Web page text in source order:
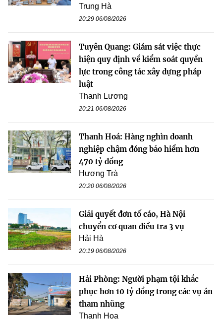
Trung Hà
20:29 06/08/2026
Tuyên Quang: Giám sát việc thực
hiện quy định về kiểm soát quyền
lực trong công tác xây dựng pháp
luật
Thanh Lương
20:21 06/08/2026
Thanh Hoá: Hàng nghìn doanh
nghiệp chậm đóng bảo hiểm hơn
470 tỷ đồng
Hương Trà
20:20 06/08/2026
Giải quyết đơn tố cáo, Hà Nội
chuyển cơ quan điều tra 3 vụ
Hải Hà
20:19 06/08/2026
Hải Phòng: Người phạm tội khắc
phục hơn 10 tỷ đồng trong các vụ án
tham nhũng
Thanh Hoa